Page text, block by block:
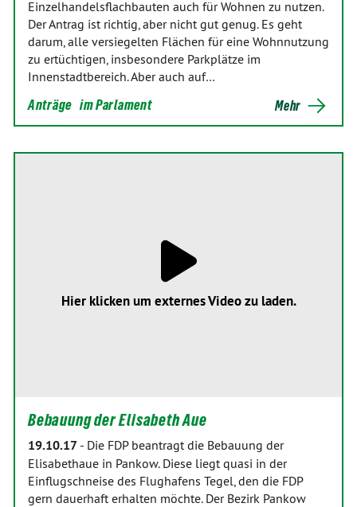
Einzelhandelsflachbauten auch für Wohnen zu nutzen.
Der Antrag ist richtig, aber nicht gut genug. Es geht
darum, alle versiegelten Flächen für eine Wohnnutzung
zu ertüchtigen, insbesondere Parkplätze im
Innenstadtbereich. Aber auch auf…
Anträge im Parlament Mehr
Bebauung der Elisabeth Aue
19.10.17 - Die FDP beantragt die Bebauung der
Elisabethaue in Pankow. Diese liegt quasi in der
Einflugschneise des Flughafens Tegel, den die FDP
gern dauerhaft erhalten möchte. Der Bezirk Pankow
Hier klicken um externes Video zu laden.